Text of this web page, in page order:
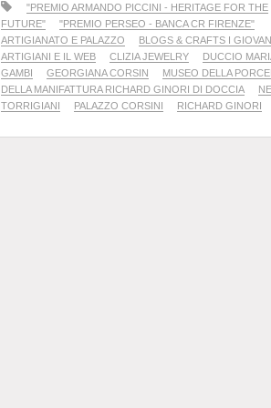
"PREMIO ARMANDO PICCINI - HERITAGE FOR THE
FUTURE"
"PREMIO PERSEO - BANCA CR FIRENZE"
ARTIGIANATO E PALAZZO
BLOGS & CRAFTS I
ARTIGIANI E IL WEB
CLIZIA JEWELRY
DUCCIO
GAMBI
GEORGIANA CORSIN
MUSEO DELLA
DELLA MANIFATTURA RICHARD GINORI DI DOCCIA
TORRIGIANI
PALAZZO CORSINI RICHARD GINORI